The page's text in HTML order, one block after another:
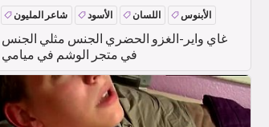
غاي واير-الغزو الحضري الجنس مثلي الجنس
في متجر الوشم في ميامي
شاعر المليون الأسود اللسان الأبنوس